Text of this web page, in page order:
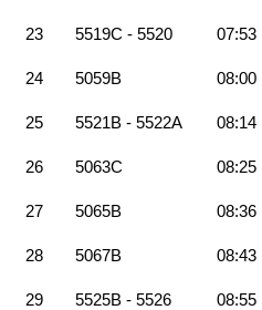
23 5519C - 5520 07:53
24 5059B 08:00
25 5521B - 5522A 08:14
26 5063C 08:25
27 5065B 08:36
28 5067B 08:43
29 5525B - 5526 08:55